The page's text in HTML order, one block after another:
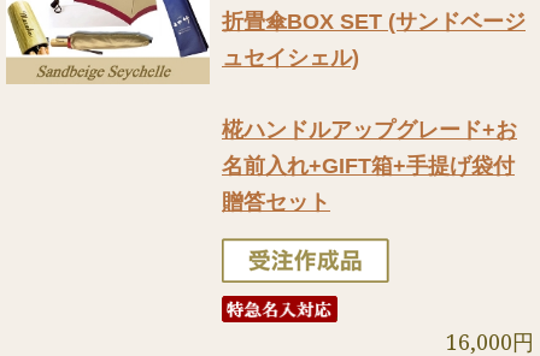
折畳傘BOX SET (サンドベージ
ュセイシェル)
椛ハンドルアップグレード+お
名前入れ+GIFT箱+手提げ袋付
贈答セット
16,000円